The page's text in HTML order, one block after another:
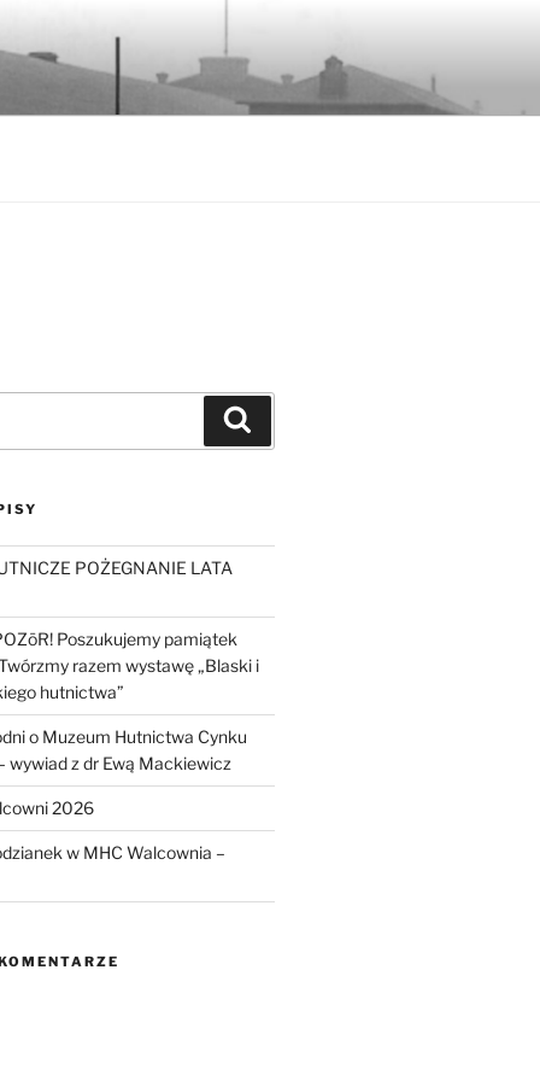
POŻEGNANIE LATA
Poszukujemy pamiątek
razem wystawę „Blaski i
hutnictwa”
o Muzeum Hutnictwa Cynku
wywiad z dr Ewą Mackiewicz
2026
w MHC Walcownia –